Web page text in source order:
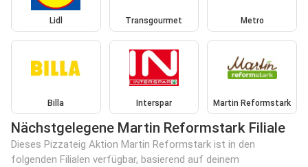
Lidl Transgourmet Metro
Billa Interspar Martin Reformstark
Nächstgelegene Martin Reformstark Filiale
Dieses Pizzateig Aktion Martin Reformstark ist in den
folgenden Filialen verfügbar, basierend auf deinem